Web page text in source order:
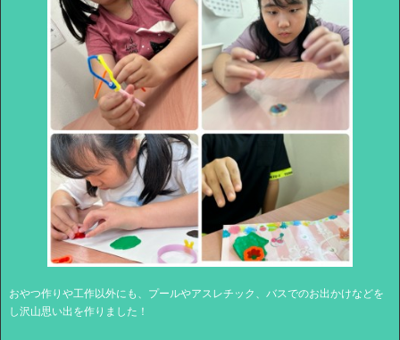
おやつ作りや工作以外にも、プールやアスレチック、バスでのお出かけなどを
し沢山思い出を作りました！